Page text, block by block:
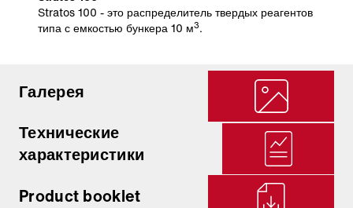
Stratos 100 - это распределитель твердых реагентов
типа с емкостью бункера 10 м3.
Галерея
Технические
характеристики
Product booklet